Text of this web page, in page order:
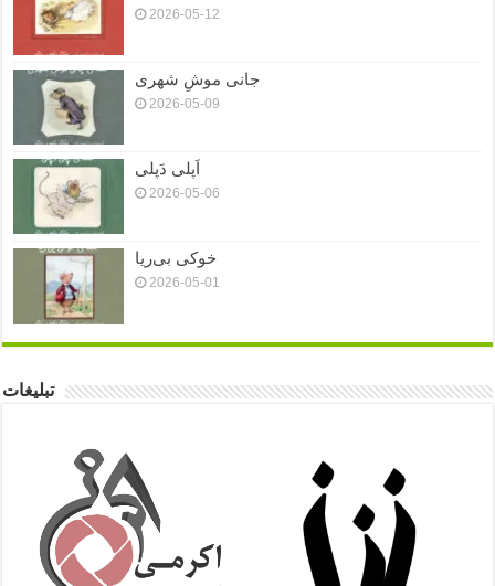
2026-05-12
جانی موشِ شهری
2026-05-09
اَپلی دَپلی
2026-05-06
خوکی بی‌ریا
2026-05-01
تبلیغات